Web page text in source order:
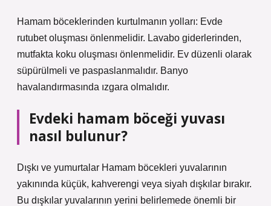
Hamam böceklerinden kurtulmanın yolları: Evde
rutubet oluşması önlenmelidir. Lavabo giderlerinden,
mutfakta koku oluşması önlenmelidir. Ev düzenli olarak
süpürülmeli ve paspaslanmalıdır. Banyo
havalandırmasında ızgara olmalıdır.
Evdeki hamam böceği yuvası
nasıl bulunur?
Dışkı ve yumurtalar Hamam böcekleri yuvalarının
yakınında küçük, kahverengi veya siyah dışkılar bırakır.
Bu dışkılar yuvalarının yerini belirlemede önemli bir